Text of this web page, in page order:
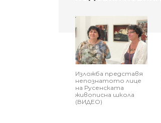
Изложба представя
непознатото лице
на Русенската
живописна школа
(ВИДЕО)